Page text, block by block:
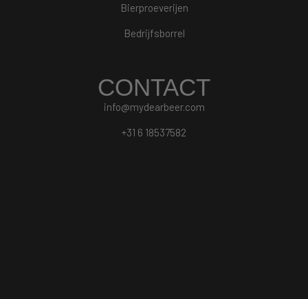
Bierproeverijen
Bedrijfsborrel
CONTACT
info@mydearbeer.com
+31 6 18537582